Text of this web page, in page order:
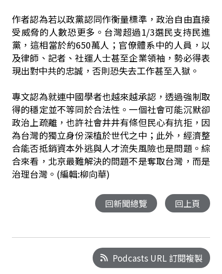
作者認為若以政黨認同作衡量標準，政治自由直接
受威脅的人數恐更多。台灣超過1/3選民支持民進
黨，這相當於約650萬人；官僚體系中的人員，以
及律師、記者、社運人士甚至企業領袖，勢必得表
現出對中共的忠誠，否則恐失去工作甚至入獄。
專文認為就連中國學者也越來越承認，透過強制取
得的穩定並不等同於合法性。一個社會可能沉默卻
政治上疏離，也許社會井井有條但民心有抗拒，因
為台灣的獨立身份深植於世代之中；此外，經濟整
合能否抵銷資本外逃與人才流失風險也是問題。綜
合來看，北京最難解決的問題不是奪取台灣，而是
治理台灣。(編輯:柳向華)
回新聞總覽 回上頁
Podcasts URL 訂閱複製